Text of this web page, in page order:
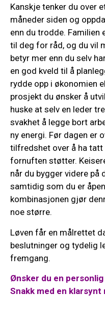
Kanskje tenker du over
måneder siden og
enn du trodde. Familien
til deg for råd, og du vil
betyr mer enn du selv
en god kveld til å
rydde opp i økonomien
prosjekt du ønsker å
huske at selv en leder
svakhet å legge bort
ny energi. Før dagen er
tilfredshet over å ha
fornuften støtter.
når du bygger videre på
samtidig som du er
kombinasjonen gjør
noe større.
Løven får en målrettet
beslutninger og tydelig
fremgang.
Ønsker du en
Snakk med en klarsynt